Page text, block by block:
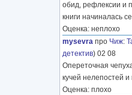
обид, рефлексии и
книги начиналась
Оценка: неплохо
mysevra про Чиж:
детектив) 02 08
Опереточная
кучей нелепостей и
Оценка: плохо